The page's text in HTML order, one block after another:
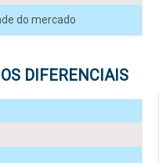
do mercado
DIFERENCIAIS